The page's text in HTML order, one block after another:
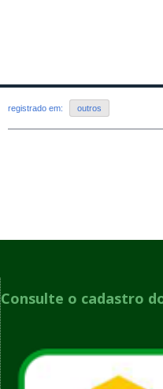
registrado em: outros
Consulte o cadastro